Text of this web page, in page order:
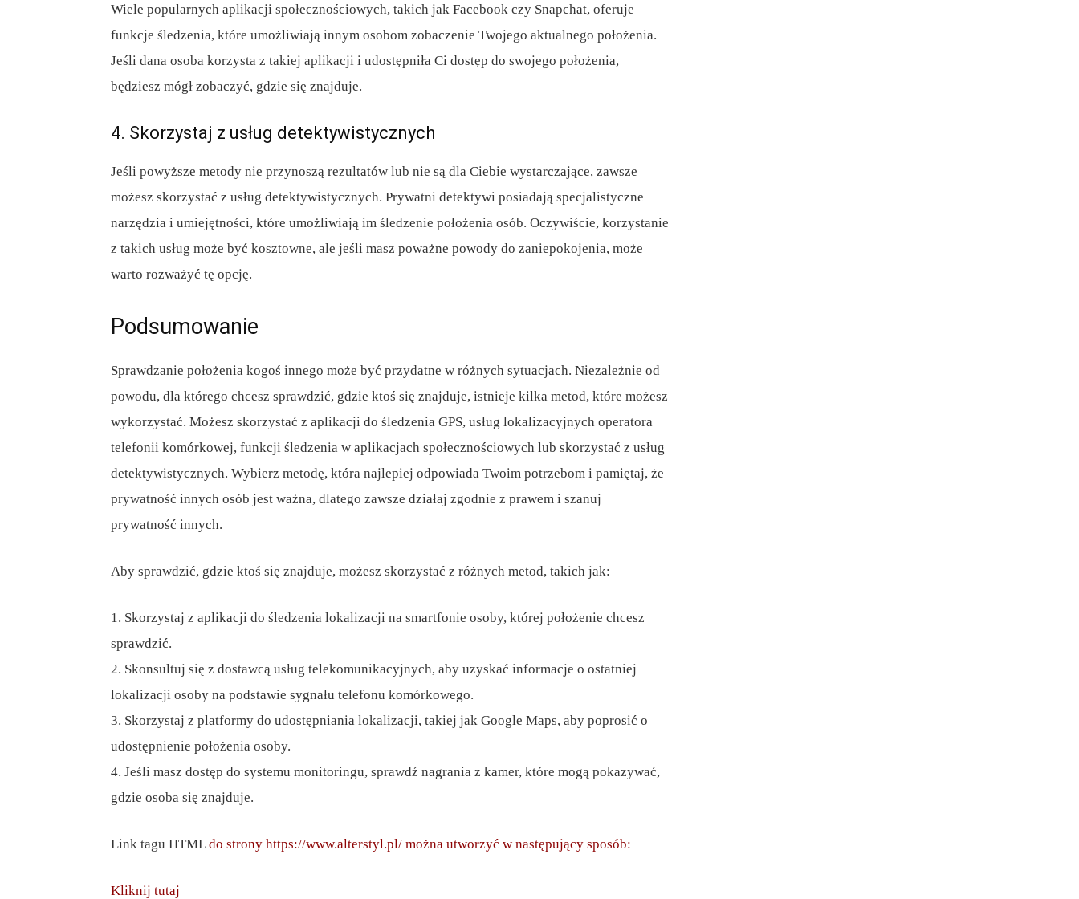
Wiele popularnych aplikacji społecznościowych, takich jak Facebook czy Snapchat, oferuje
funkcje śledzenia, które umożliwiają innym osobom zobaczenie Twojego aktualnego położenia.
Jeśli dana osoba korzysta z takiej aplikacji i udostępniła Ci dostęp do swojego położenia,
będziesz mógł zobaczyć, gdzie się znajduje.
4. Skorzystaj z usług detektywistycznych
Jeśli powyższe metody nie przynoszą rezultatów lub nie są dla Ciebie wystarczające, zawsze
możesz skorzystać z usług detektywistycznych. Prywatni detektywi posiadają specjalistyczne
narzędzia i umiejętności, które umożliwiają im śledzenie położenia osób. Oczywiście, korzystanie
z takich usług może być kosztowne, ale jeśli masz poważne powody do zaniepokojenia, może
warto rozważyć tę opcję.
Podsumowanie
Sprawdzanie położenia kogoś innego może być przydatne w różnych sytuacjach. Niezależnie od
powodu, dla którego chcesz sprawdzić, gdzie ktoś się znajduje, istnieje kilka metod, które możesz
wykorzystać. Możesz skorzystać z aplikacji do śledzenia GPS, usług lokalizacyjnych operatora
telefonii komórkowej, funkcji śledzenia w aplikacjach społecznościowych lub skorzystać z usług
detektywistycznych. Wybierz metodę, która najlepiej odpowiada Twoim potrzebom i pamiętaj, że
prywatność innych osób jest ważna, dlatego zawsze działaj zgodnie z prawem i szanuj
prywatność innych.
Aby sprawdzić, gdzie ktoś się znajduje, możesz skorzystać z różnych metod, takich jak:
1. Skorzystaj z aplikacji do śledzenia lokalizacji na smartfonie osoby, której położenie chcesz
sprawdzić.
2. Skonsultuj się z dostawcą usług telekomunikacyjnych, aby uzyskać informacje o ostatniej
lokalizacji osoby na podstawie sygnału telefonu komórkowego.
3. Skorzystaj z platformy do udostępniania lokalizacji, takiej jak Google Maps, aby poprosić o
udostępnienie położenia osoby.
4. Jeśli masz dostęp do systemu monitoringu, sprawdź nagrania z kamer, które mogą pokazywać,
gdzie osoba się znajduje.
Link tagu HTMLdo strony https://www.alterstyl.pl/ można utworzyć w następujący sposób:
Kliknij tutaj